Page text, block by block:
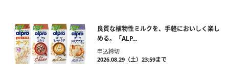
良質な植物性ミルクを、手軽においしく楽し
める。「ALP...
申込締切
2026.08.29（土）23:59まで